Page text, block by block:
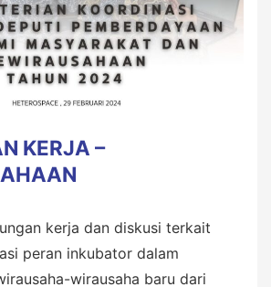
KERJA –
kerja dan diskusi terkait
peran inkubator dalam
wirausaha baru dari